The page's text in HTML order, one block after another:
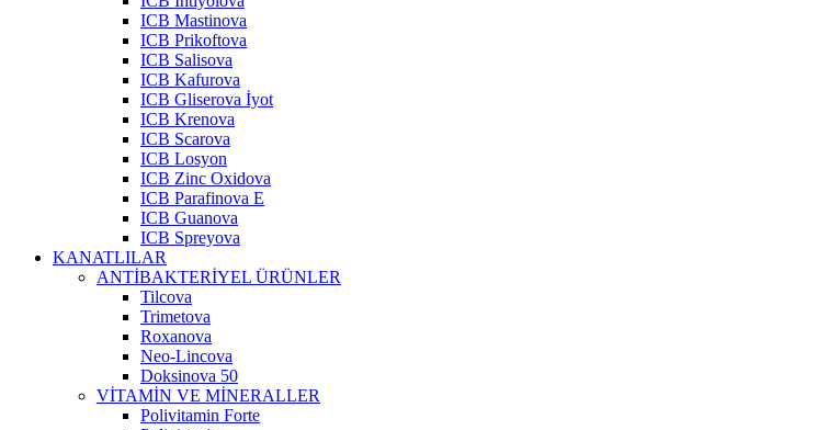
ICB Mastinova
ICB Prikoftova
ICB Salisova
ICB Kafurova
ICB Gliserova İyot
ICB Krenova
ICB Scarova
ICB Losyon
ICB Zinc Oxidova
ICB Parafinova E
ICB Guanova
ICB Spreyova
KANATLILAR
ANTİBAKTERİYEL ÜRÜNLER
Tilcova
Trimetova
Roxanova
Neo-Lincova
Doksinova 50
VİTAMİN VE MİNERALLER
Polivitamin Forte